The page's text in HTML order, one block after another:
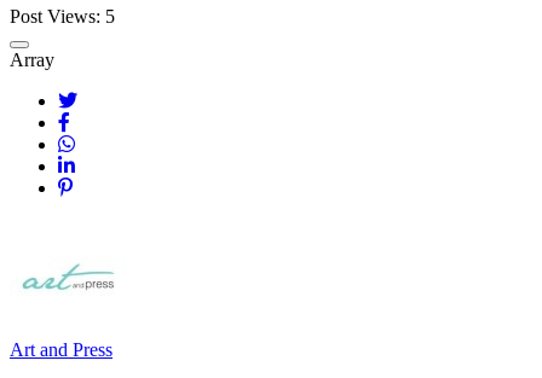
Post Views: 5
Array
Art and Press